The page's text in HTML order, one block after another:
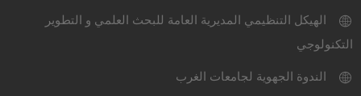
الهيكل التنظيمي المديرية العامة للبحث العلمي و التطوير
التكنولوجي
الندوة الجهوية لجامعات الغرب